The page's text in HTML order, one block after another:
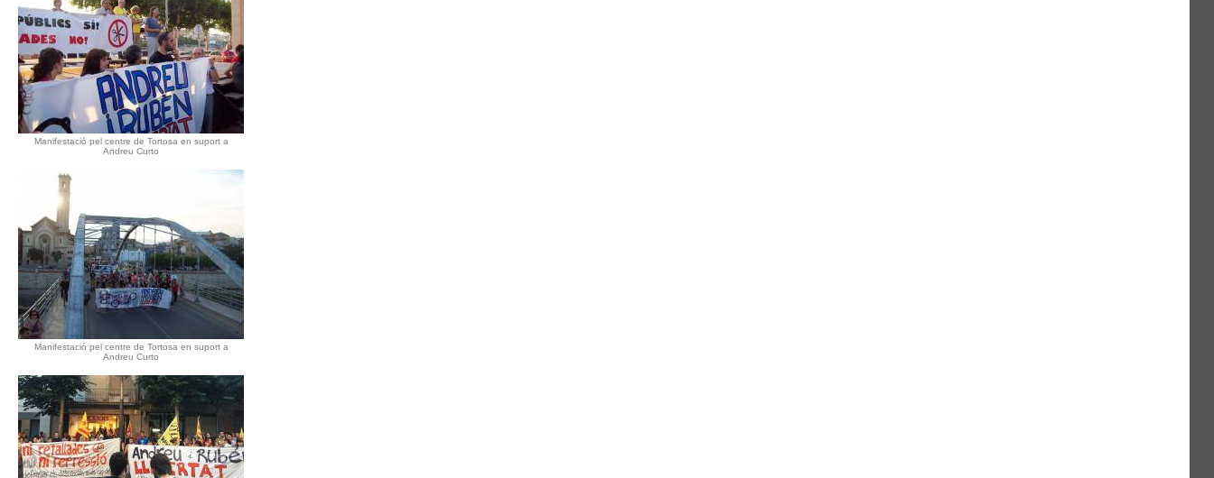
Manifestació pel centre de Tortosa en suport a
Andreu Curto
Manifestació pel centre de Tortosa en suport a
Andreu Curto